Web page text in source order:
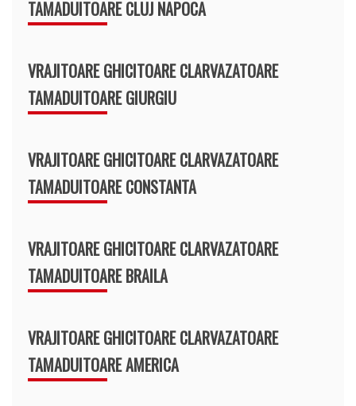
TAMADUITOARE CLUJ NAPOCA
VRAJITOARE GHICITOARE CLARVAZATOARE
TAMADUITOARE GIURGIU
VRAJITOARE GHICITOARE CLARVAZATOARE
TAMADUITOARE CONSTANTA
VRAJITOARE GHICITOARE CLARVAZATOARE
TAMADUITOARE BRAILA
VRAJITOARE GHICITOARE CLARVAZATOARE
TAMADUITOARE AMERICA